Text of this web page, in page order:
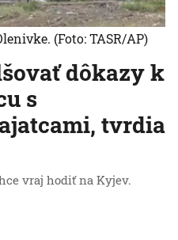
dôkazy k
s
tvrdia
vraj hodiť na Kyjev.
(Foto: TASR/AP)